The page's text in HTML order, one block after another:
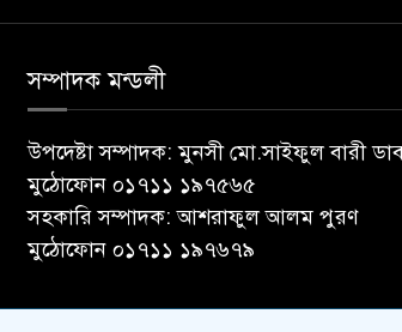
সম্পাদক মন্ডলী
উপদেষ্টা সম্পাদক: মুনসী মো.সাইফুল বারী
মুঠোফোন ০১৭১১ ১৯৭৫৬৫
সহকারি সম্পাদক: আশরাফুল আলম পুরণ
মুঠোফোন ০১৭১১ ১৯৭৬৭৯